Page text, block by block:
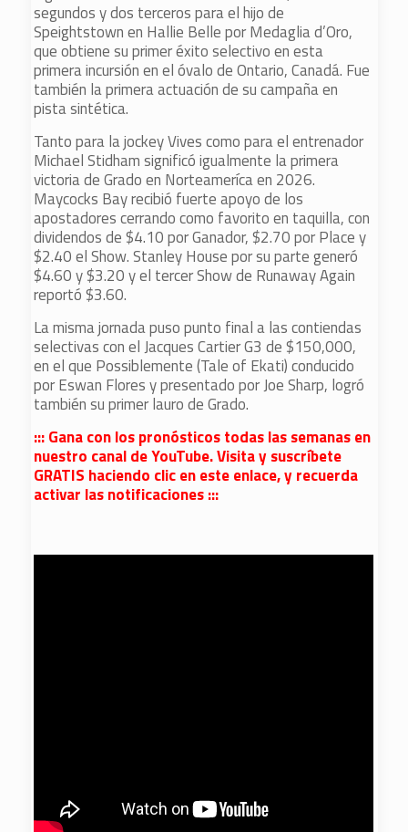
segundos y dos terceros para el hijo de
Speightstown en Hallie Belle por Medaglia d’Oro,
que obtiene su primer éxito selectivo en esta
primera incursión en el óvalo de Ontario, Canadá. Fue
también la primera actuación de su campaña en
pista sintética.
Tanto para la jockey Vives como para el entrenador
Michael Stidham significó igualmente la primera
victoria de Grado en Norteameríca en 2026.
Maycocks Bay recibió fuerte apoyo de los
apostadores cerrando como favorito en taquilla, con
dividendos de $4.10 por Ganador, $2.70 por Place y
$2.40 el Show. Stanley House por su parte generó
$4.60 y $3.20 y el tercer Show de Runaway Again
reportó $3.60.
La misma jornada puso punto final a las contiendas
selectivas con el Jacques Cartier G3 de $150,000,
en el que Possiblemente (Tale of Ekati) conducido
por Eswan Flores y presentado por Joe Sharp, logró
también su primer lauro de Grado.
::: Gana con los pronósticos todas las semanas en
nuestro canal de YouTube. Visita y suscríbete
GRATIS haciendo clic en este enlace, y recuerda
activar las notificaciones :::